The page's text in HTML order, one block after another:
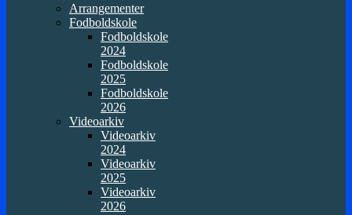
Arrangementer
Fodboldskole
Fodboldskole
2024
Fodboldskole
2025
Fodboldskole
2026
Videoarkiv
Videoarkiv
2024
Videoarkiv
2025
Videoarkiv
2026